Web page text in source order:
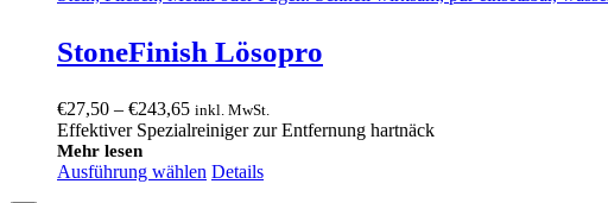
StoneFinish Lösopro
€27,50 – €243,65Preisspanne:
€27,50
€243,65
inkl. MwSt.
Effektiver Spezialreiniger zur Entfernung hartnäck
Mehr lesen
Ausführung wählen Details